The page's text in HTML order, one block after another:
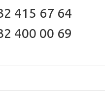
415 67 64
400 00 69